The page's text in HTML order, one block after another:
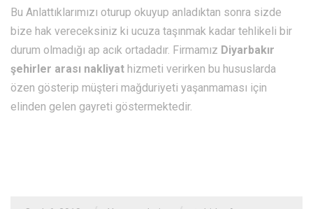
Bu Anlattıklarımızı oturup okuyup anladıktan sonra sizde
bize hak vereceksiniz ki ucuza taşınmak kadar tehlikeli bir
durum olmadığı ap acık ortadadır. Firmamız Diyarbakır
şehirler arası nakliyat hizmeti verirken bu hususlarda
özen gösterip müşteri mağduriyeti yaşanmaması için
elinden gelen gayreti göstermektedir.